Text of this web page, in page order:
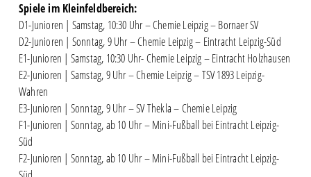
Spiele im Kleinfeldbereich:
D1-Junioren | Samstag, 10:30 Uhr – Chemie Leipzig – Bornaer SV
D2-Junioren | Sonntag, 9 Uhr – Chemie Leipzig – Eintracht Leipzig-Süd
E1-Junioren | Samstag, 10:30 Uhr- Chemie Leipzig – Eintracht Holzhausen
E2-Junioren | Samstag, 9 Uhr – Chemie Leipzig – TSV 1893 Leipzig-
Wahren
E3-Junioren | Sonntag, 9 Uhr – SV Thekla – Chemie Leipzig
F1-Junioren | Sonntag, ab 10 Uhr – Mini-Fußball bei Eintracht Leipzig-
Süd
F2-Junioren | Sonntag, ab 10 Uhr – Mini-Fußball bei Eintracht Leipzig-